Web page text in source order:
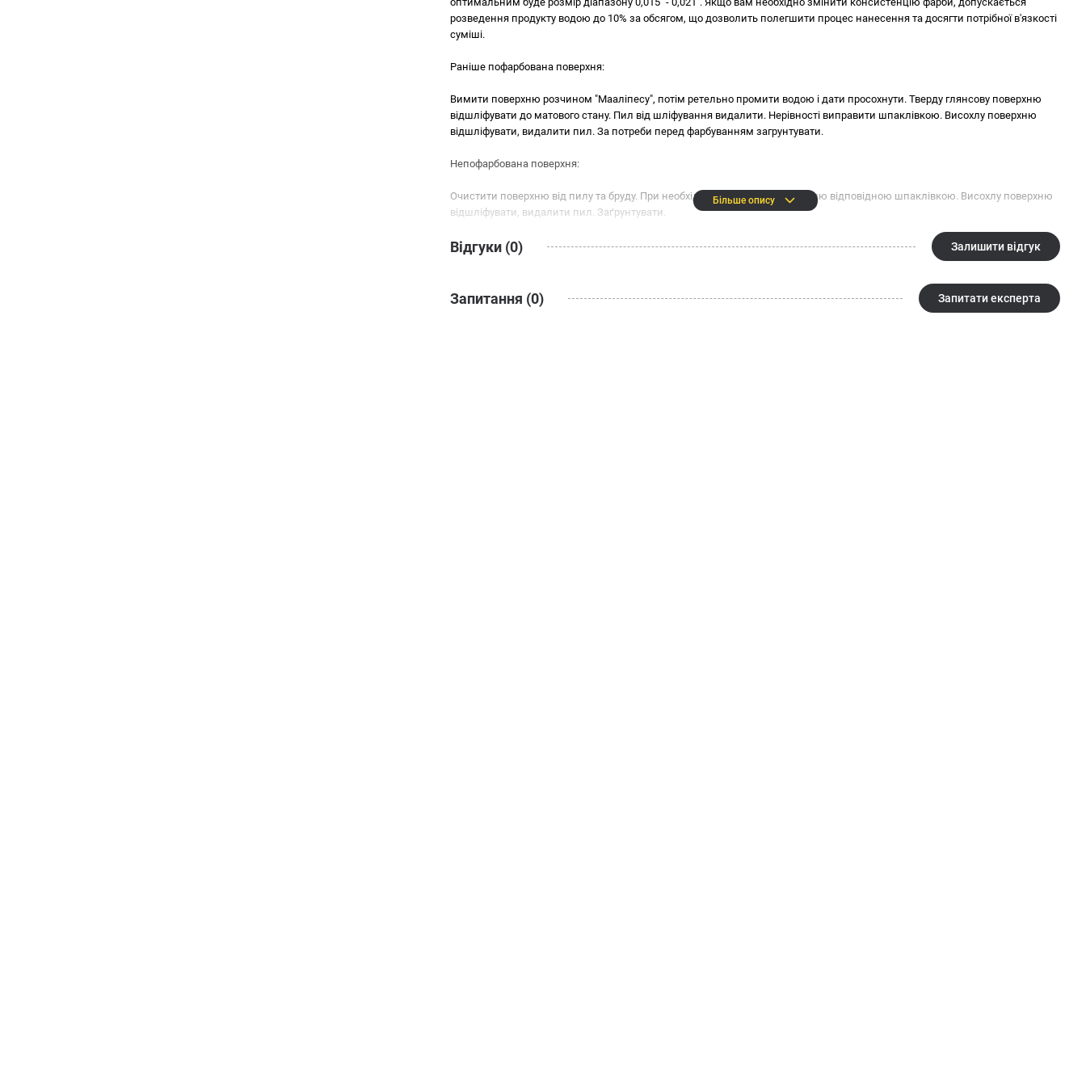
розведення продукту водою до 10% за обсягом, що дозволить полегшити процес нанесення та досягти потрібної в'язкості
суміші.
Раніше пофарбована поверхня:
Вимити поверхню розчином "Мааліпесу", потім ретельно промити водою і дати просохнути. Тверду глянсову поверхню
відшліфувати до матового стану. Пил від шліфування видалити. Нерівності виправити шпаклівкою. Висохлу поверхню
відшліфувати, видалити пил. За потреби перед фарбуванням загрунтувати.
Непофарбована поверхня:
Очистити поверхню від пилу та бруду. При необхідності вирівняти поверхню відповідною шпаклівкою. Висохлу поверхню
відшліфувати, видалити пил. Заґрунтувати.
Більше опису
Відгуки (0) Залишити відгук
Запитання (0) Запитати експерта